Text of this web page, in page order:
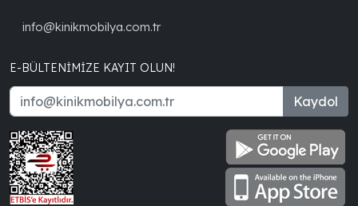
info@kinikmobilya.com.tr
E-BÜLTENIMIZE KAYIT OLUN!
Kaydol